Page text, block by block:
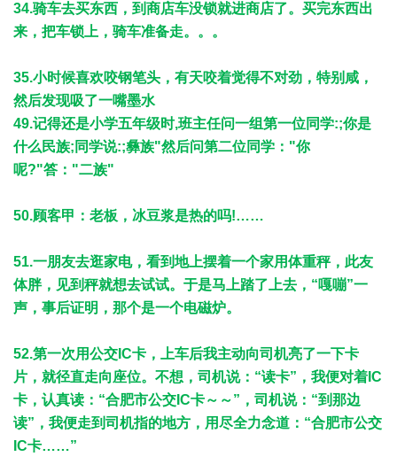
34.骑车去买东西，到商店车没锁就进商店了。买完东西出
来，把车锁上，骑车准备走。。。
35.小时候喜欢咬钢笔头，有天咬着觉得不对劲，特别咸，
然后发现吸了一嘴墨水
49.记得还是小学五年级时,班主任问一组第一位同学:;你是
什么民族;同学说:;彝族"然后问第二位同学："你
呢?"答："二族"
50.顾客甲：老板，冰豆浆是热的吗!……
51.一朋友去逛家电，看到地上摆着一个家用体重秤，此友
体胖，见到秤就想去试试。于是马上踏了上去，“嘎嘣”一
声，事后证明，那个是一个电磁炉。
52.第一次用公交IC卡，上车后我主动向司机亮了一下卡
片，就径直走向座位。不想，司机说：“读卡”，我便对着IC
卡，认真读：“合肥市公交IC卡～～”，司机说：“到那边
读”，我便走到司机指的地方，用尽全力念道：“合肥市公交
IC卡……”